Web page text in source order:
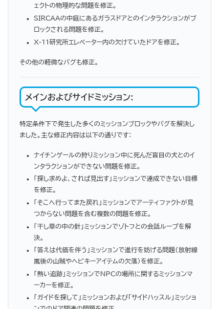
ェクトの物理的な問題を修正。
SIRCAAの中庭にあるガラスドアとのインタラクションがブ
ロックされる問題を修正。
X-11研究所エレベーター内の欠けていたドアを修正。
その他の軽微なバグも修正。
メインおよびサイドミッション:
特定条件下で発生した多くのミッションブロックやバグを解決し
ました。主な修正内容は以下の通りです：
ナイチンゲールの狩りミッション中に死んだ盲目の犬とのイ
ンタラクションができない問題を修正。
「探し求めよ、されば見出す」ミッションで達成できない目標
を修正。
「そこへ行ってまた戻れ」ミッションでアーティファクトが見
つからない問題を含む複数の問題を修正。
「干し草の中の針」ミッションでゾトフとの会話ループを解
決。
「答えは代価を伴う」ミッションで進行を妨げる問題（放射線
嵐後の山賊やヘビキーアイテムの欠落）を修正。
「熱い追跡」ミッションでNPCの場所に関するミッションマ
ーカーを修正。
「ガイドを探して」ミッションおよび「サイドハッスル」ミッショ